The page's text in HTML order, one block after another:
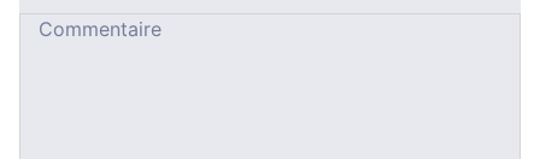
Commentaire